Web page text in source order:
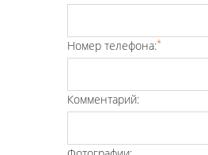
Номер телефона:*
Комментарий: